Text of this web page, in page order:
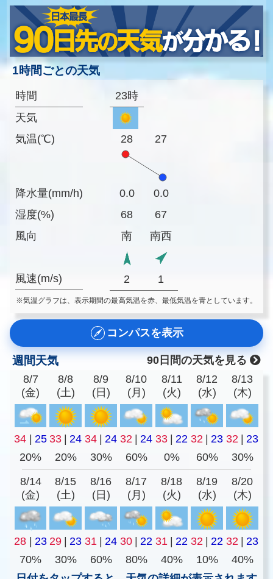
1時間ごとの天気
時間
天気
気温(℃)
降水量(mm/h)
湿度(%)
風向
風速(m/s)
23時
28 27
0.0
0.0
68
67
南
南西
2 1
※気温グラフは、表示期間の最高気温を赤、最低気温を青としています。
コンパスを表示
週間天気
90日間の天気を見る
8/7
(金)
8/8
(土)
8/9
(日)
8/10
(月)
8/11
(火)
8/12
(水)
8/13
(木)
34 25 33 24 34 24 32 24 33 22 32 23 32
23
20%
20% 30% 60% 0% 60% 30%
8/14
(金)
8/15
(土)
8/16
(日)
8/17
(月)
8/18
(火)
8/19
(水)
8/20
(木)
28 23 29 23 31 24 30 22 31 22 32 22 32
23
70%
30% 60% 80% 40% 10%
40%